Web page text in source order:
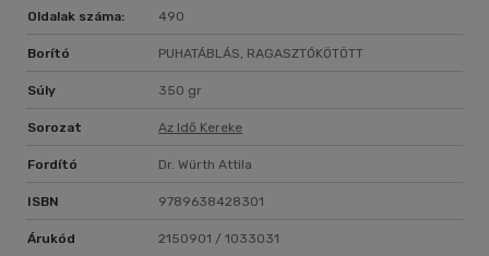
Oldalak száma: 490
Borító PUHATÁBLÁS, RAGASZTÓKÖTÖTT
Súly 350 gr
Sorozat Az Idő Kereke
Fordító Dr. Würth Attila
ISBN 9789638428301
Árukód 2150901 / 1033031